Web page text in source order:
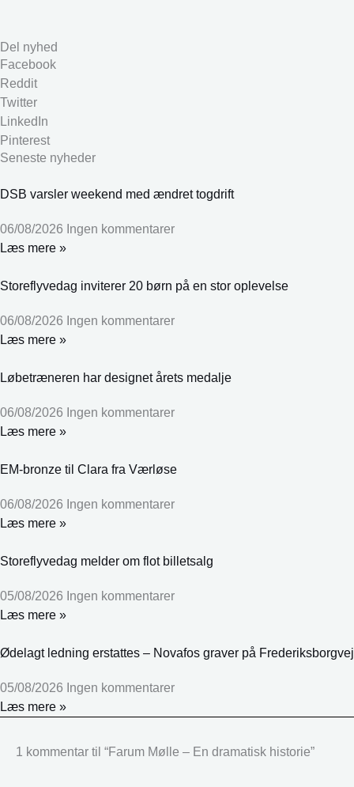
Del nyhed
Facebook
Reddit
Twitter
LinkedIn
Pinterest
Seneste nyheder
DSB varsler weekend med ændret togdrift
06/08/2026 Ingen kommentarer
Læs mere »
Storeflyvedag inviterer 20 børn på en stor oplevelse
06/08/2026 Ingen kommentarer
Læs mere »
Løbetræneren har designet årets medalje
06/08/2026 Ingen kommentarer
Læs mere »
EM-bronze til Clara fra Værløse
06/08/2026 Ingen kommentarer
Læs mere »
Storeflyvedag melder om flot billetsalg
05/08/2026 Ingen kommentarer
Læs mere »
Ødelagt ledning erstattes – Novafos graver på Frederiksborgvej
05/08/2026 Ingen kommentarer
Læs mere »
1 kommentar til “Farum Mølle – En dramatisk historie”